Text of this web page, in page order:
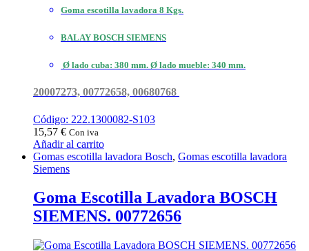
Goma escotilla lavadora 8 Kgs.
BALAY BOSCH SIEMENS
Ø lado cuba: 380 mm. Ø lado mueble: 340 mm.
20007273, 00772658, 00680768
Código: 222.1300082-S103
15,57 € Con iva
Añadir al carrito
Gomas escotilla lavadora Bosch, Gomas escotilla lavadora
Siemens
Goma Escotilla Lavadora BOSCH
SIEMENS. 00772656